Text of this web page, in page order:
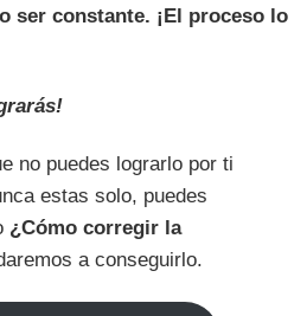
ser constante. ¡El proceso lo
no puedes lograrlo por ti
estas solo, puedes
¿Cómo corregir la
a conseguirlo.